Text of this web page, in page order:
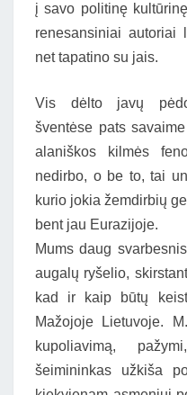
į savo politinę
renesansiniai
net tapatino su jais.
Vis dėlto javų
šventėse pats
alaniškos kilmės
nedirbo, o be to, tai
kurio jokia žemdirbių
bent jau Eurazijoje.
Mums daug
augalų ryšelio,
kad ir kaip būtų
Mažojoje Lietuvoje.
kupoliavimą,
šeimininkas užkiša